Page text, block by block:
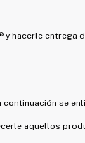
y hacerle entrega
se
aquellos